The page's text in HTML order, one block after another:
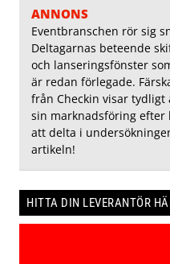
ANNONS
Eventbranschen rör sig
Deltagarnas beteende
och lanseringsfönster
är redan förlegade.
från Checkin visar
sin marknadsföring
att delta i
artikeln!
HITTA DIN LEVERANTÖR